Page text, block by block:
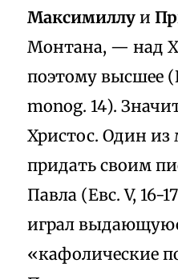
Максимиллу и
Монтана, — над
поэтому высшее
monog. 14).
Христос. Один
придать своим
Павла (Евс. V,
играл
«кафолические